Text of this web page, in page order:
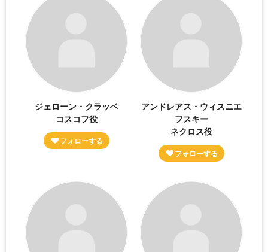
ジェローン・クラッベ
コスコフ役
アンドレアス・ウィスニエ
フスキー
ネクロス役